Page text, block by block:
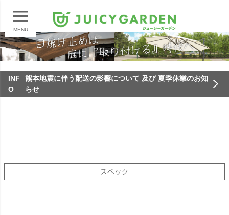
MENU
INF
O
熊本地震に伴う配送の影響について 及び 夏季休業のお知
らせ
スペック